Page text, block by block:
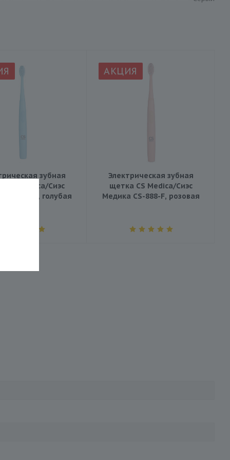
зубная
CS Medica/Сиэс
CS-888-H, голубая
АКЦИЯ
Электрическая зубная
щетка CS Medica/Сиэс
Медика CS-888-F, розовая